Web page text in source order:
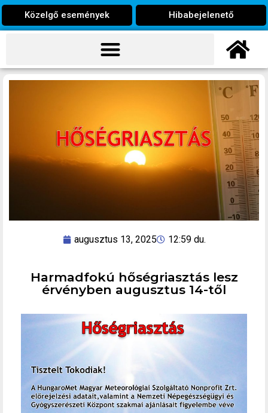
Közelgő események Hibabejelenető
augusztus 13, 2025 12:59 du.
Harmadfokú hőségriasztás lesz
érvényben augusztus 14-től